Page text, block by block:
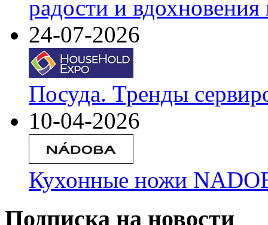
радости и
24-07-2026
Посуда. Тренды
10-04-2026
Кухонные ножи
Подписка на новости